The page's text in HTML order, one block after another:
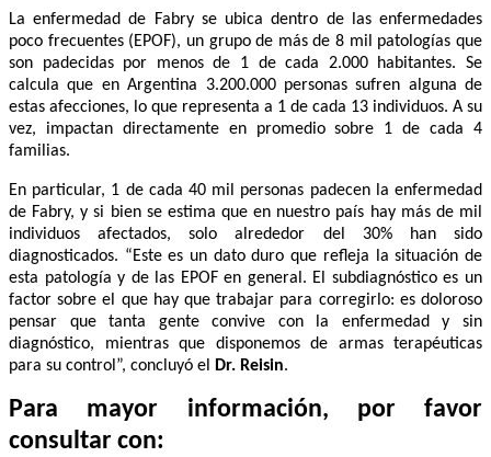
La enfermedad de Fabry se ubica dentro de las enfermedades
poco frecuentes (EPOF), un grupo de más de 8 mil patologías que
son padecidas por menos de 1 de cada 2.000 habitantes. Se
calcula que en Argentina 3.200.000 personas sufren alguna de
estas afecciones, lo que representa a 1 de cada 13 individuos. A su
vez, impactan directamente en promedio sobre 1 de cada 4
familias.
En particular, 1 de cada 40 mil personas padecen la enfermedad
de Fabry, y si bien se estima que en nuestro país hay más de mil
individuos afectados, solo alrededor del 30% han sido
diagnosticados. “Este es un dato duro que refleja la situación de
esta patología y de las EPOF en general. El subdiagnóstico es un
factor sobre el que hay que trabajar para corregirlo: es doloroso
pensar que tanta gente convive con la enfermedad y sin
diagnóstico, mientras que disponemos de armas terapéuticas
para su control”, concluyó el Dr. Reisin.
Para mayor información, por favor
consultar con: